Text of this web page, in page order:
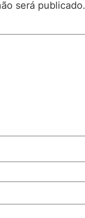
será publicado.